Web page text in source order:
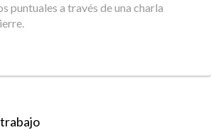
puntuales a través de una charla